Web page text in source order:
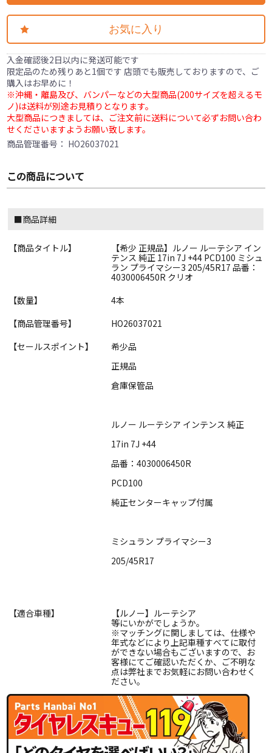
お気に入り
入金確認後2日以内に発送可能です
限定品のため残りあと1個です 店頭でも販売しておりますので、ご
購入はお早めに！
※沖縄・離島及び、バンパーなどの大型商品(200サイズを超えるモ
ノ)は送料が別途お見積りとなります。
大型商品につきましては、ご注文前に送料について必ずお問い合わ
せくださいますようお願い致します。
商品管理番号： HO26037021
この商品について
■商品詳細
【商品タイトル】
【希少 正規品】ルノー ルーテシア イン
テンス 純正 17in 7J +44 PCD100 ミシュ
ラン プライマシー3 205/45R17 品番：
4030006450R クリオ
【数量】
4本
【商品管理番号】
HO26037021
【セールスポイント】
希少品
正規品
倉庫保管品
ルノー ルーテシア インテンス 純正
17in 7J +44
品番：4030006450R
PCD100
純正センターキャップ付属
ミシュラン プライマシー3
205/45R17
【適合車種】
【ルノー】ルーテシア
等にいかがでしょうか。
※マッチングに関しましては、仕様や
年式などにより上記車種すべてに取付
ができない場合もございますので、お
客様にてご確認いただくか、ご不明な
点は弊社までお気軽にお問い合わせく
ださい。